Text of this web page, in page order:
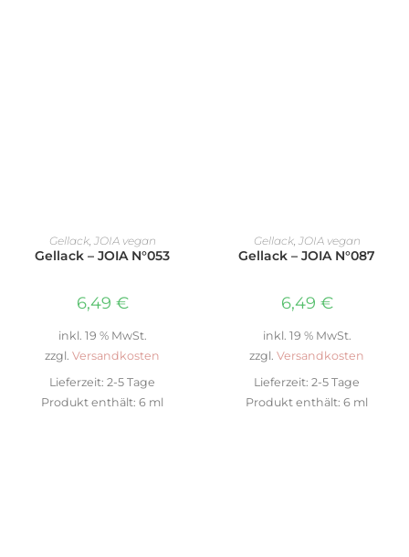
IN DEN WARENKORB
Gellack, JOIA vegan
Gellack – JOIA N°053
6,49 €
inkl. 19 % MwSt.
zzgl. Versandkosten
Lieferzeit: 2-5 Tage
Produkt enthält: 6 ml
IN DEN WARENKORB
Gellack, JOIA vegan
Gellack – JOIA N°087
6,49 €
inkl. 19 % MwSt.
zzgl. Versandkosten
Lieferzeit: 2-5 Tage
Produkt enthält: 6 ml